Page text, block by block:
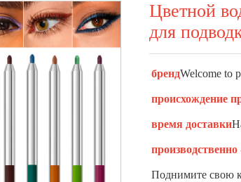
Цветной
для
брендWelcome to
происхождение
время доставки
Поднимите свою